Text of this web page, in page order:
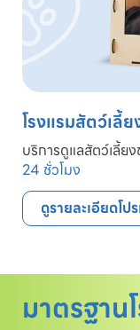
โรงแรมสัตว์เลี้ย
บริการดูแลสัตว์เลี้ย
24 ชั่วโมง
ดูรายละเอียดโป
มาตรฐาน